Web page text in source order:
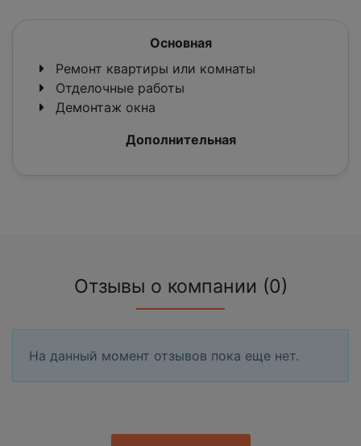
Основная
Ремонт квартиры или комнаты
Отделочные работы
Демонтаж окна
Дополнительная
Отзывы о компании (0)
На данный момент отзывов пока еще нет.